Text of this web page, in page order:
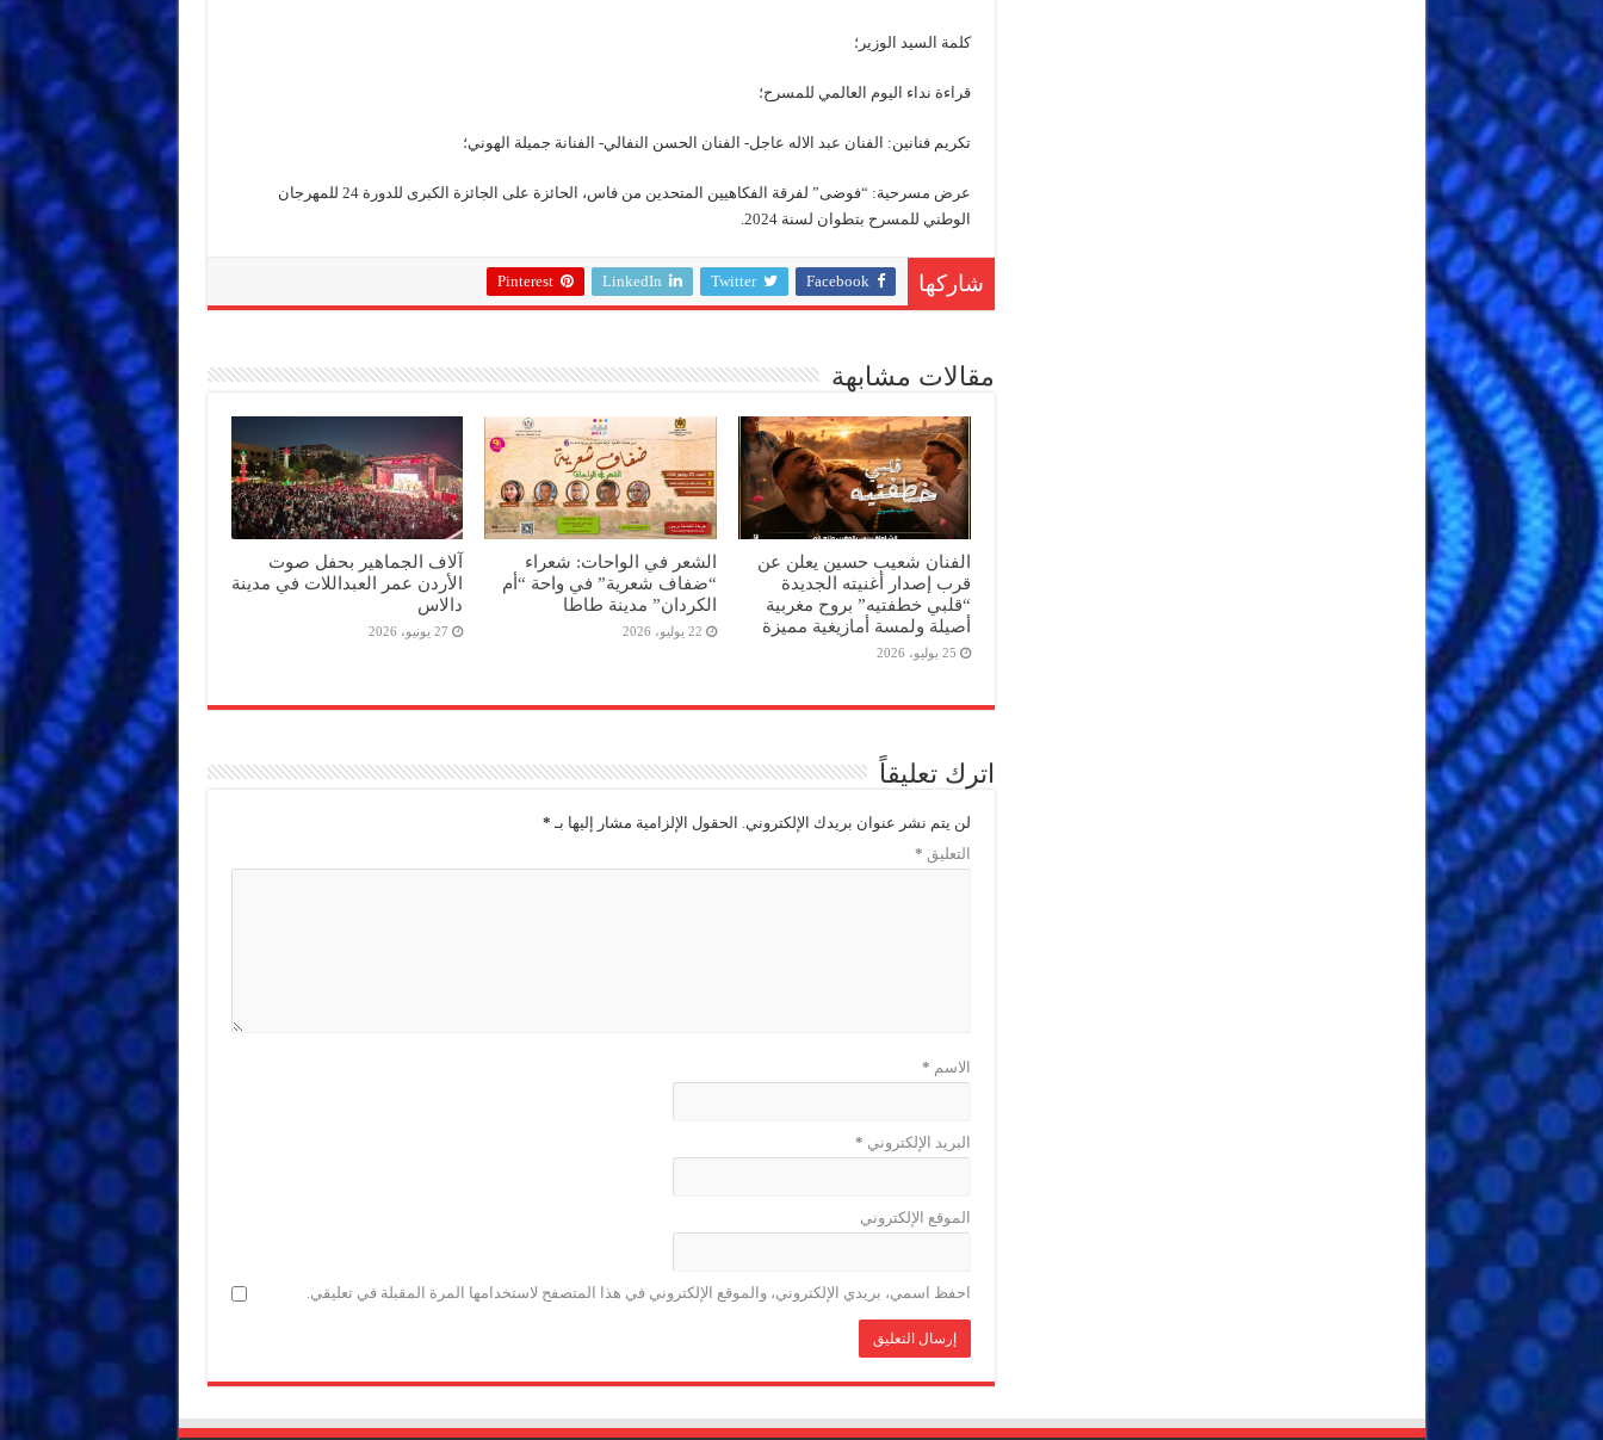
كلمة السيد الوزير؛
قراءة نداء اليوم العالمي للمسرح؛
تكريم فنانين: الفنان عبد الاله عاجل- الفنان الحسن النفالي- الفنانة جميلة الهوني؛
عرض مسرحية: “فوضى” لفرقة الفكاهيين المتحدين من فاس، الحائزة على الجائزة الكبرى للدورة 24 للمهرجان
الوطني للمسرح بتطوان لسنة 2024.
شاركها Facebook
Twitter
LinkedIn
Pinterest
مقالات مشابهة
الفنان شعيب حسين يعلن عن
قرب إصدار أغنيته الجديدة
“قلبي خطفتيه” بروح مغربية
أصيلة ولمسة أمازيغية مميزة
25 يوليو، 2026
الشعر في الواحات: شعراء
“ضفاف شعرية” في واحة “أم
الكردان” مدينة طاطا
22 يوليو، 2026
آلاف الجماهير بحفل صوت
الأردن عمر العبداللات في مدينة
دالاس
27 يونيو، 2026
اترك تعليقاً
لن يتم نشر عنوان بريدك الإلكتروني. الحقول الإلزامية مشار إليها بـ *
التعليق *
الاسم *
البريد الإلكتروني *
الموقع الإلكتروني
احفظ اسمي، بريدي الإلكتروني، والموقع الإلكتروني في هذا المتصفح لاستخدامها المرة المقبلة في تعليقي.